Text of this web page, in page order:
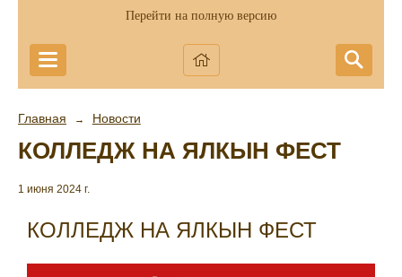
Перейти на полную версию
Главная → Новости
КОЛЛЕДЖ НА ЯЛКЫН ФЕСТ
1 июня 2024 г.
КОЛЛЕДЖ НА ЯЛКЫН ФЕСТ